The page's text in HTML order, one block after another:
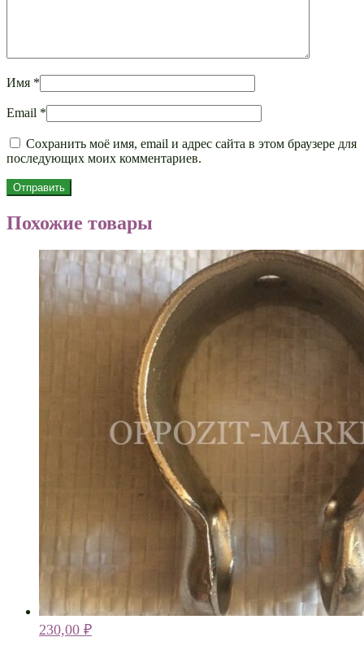
Имя *
Email *
Сохранить моё имя, email и адрес сайта в этом браузере для
последующих моих комментариев.
Похожие товары
230,00 ₽